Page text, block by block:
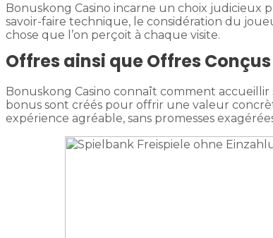
Bonuskong Casino incarne un choix judicieux
savoir-faire technique, le considération du
chose que l’on perçoit à chaque visite.
Offres ainsi que Offres
Bonuskong Casino connaît comment
bonus sont créés pour offrir une valeur
expérience agréable, sans promesses